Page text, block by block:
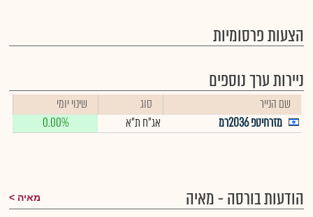
הצעות פרסומיות
ניירות ערך נוספים
שם הנייר סוג
שינוי יומי
מזרחיטפ 2036רמ
אג"ח ת"א 0.00%
הודעות בורסה - מאיה מאיה